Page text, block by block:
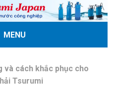
MENU
và cách khắc phục cho
Tsurumi